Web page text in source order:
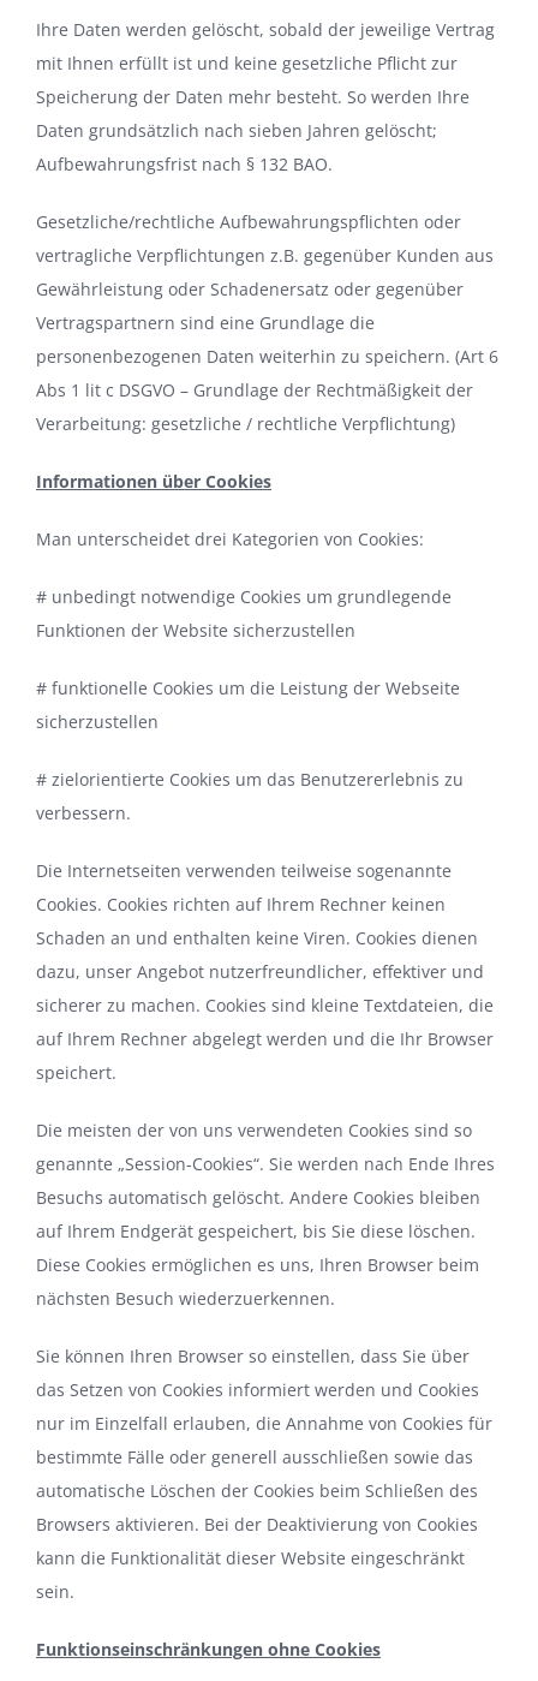
Ihre Daten werden gelöscht, sobald der jeweilige Vertrag
mit Ihnen erfüllt ist und keine gesetzliche Pflicht zur
Speicherung der Daten mehr besteht. So werden Ihre
Daten grundsätzlich nach sieben Jahren gelöscht;
Aufbewahrungsfrist nach § 132 BAO.
Gesetzliche/rechtliche Aufbewahrungspflichten oder
vertragliche Verpflichtungen z.B. gegenüber Kunden aus
Gewährleistung oder Schadenersatz oder gegenüber
Vertragspartnern sind eine Grundlage die
personenbezogenen Daten weiterhin zu speichern. (Art 6
Abs 1 lit c DSGVO – Grundlage der Rechtmäßigkeit der
Verarbeitung: gesetzliche / rechtliche Verpflichtung)
Informationen über Cookies
Man unterscheidet drei Kategorien von Cookies:
# unbedingt notwendige Cookies um grundlegende
Funktionen der Website sicherzustellen
# funktionelle Cookies um die Leistung der Webseite
sicherzustellen
# zielorientierte Cookies um das Benutzererlebnis zu
verbessern.
Die Internetseiten verwenden teilweise sogenannte
Cookies. Cookies richten auf Ihrem Rechner keinen
Schaden an und enthalten keine Viren. Cookies dienen
dazu, unser Angebot nutzerfreundlicher, effektiver und
sicherer zu machen. Cookies sind kleine Textdateien, die
auf Ihrem Rechner abgelegt werden und die Ihr Browser
speichert.
Die meisten der von uns verwendeten Cookies sind so
genannte „Session-Cookies“. Sie werden nach Ende Ihres
Besuchs automatisch gelöscht. Andere Cookies bleiben
auf Ihrem Endgerät gespeichert, bis Sie diese löschen.
Diese Cookies ermöglichen es uns, Ihren Browser beim
nächsten Besuch wiederzuerkennen.
Sie können Ihren Browser so einstellen, dass Sie über
das Setzen von Cookies informiert werden und Cookies
nur im Einzelfall erlauben, die Annahme von Cookies für
bestimmte Fälle oder generell ausschließen sowie das
automatische Löschen der Cookies beim Schließen des
Browsers aktivieren. Bei der Deaktivierung von Cookies
kann die Funktionalität dieser Website eingeschränkt
sein.
Funktionseinschränkungen ohne Cookies